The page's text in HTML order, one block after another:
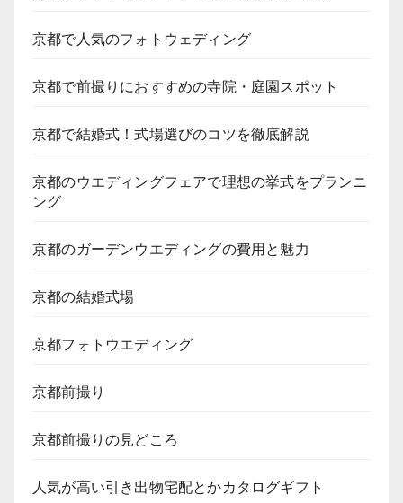
京都で人気のフォトウェディング
京都で前撮りにおすすめの寺院・庭園スポット
京都で結婚式！式場選びのコツを徹底解説
京都のウエディングフェアで理想の挙式をプランニ
ング
京都のガーデンウエディングの費用と魅力
京都の結婚式場
京都フォトウエディング
京都前撮り
京都前撮りの見どころ
人気が高い引き出物宅配とかカタログギフト